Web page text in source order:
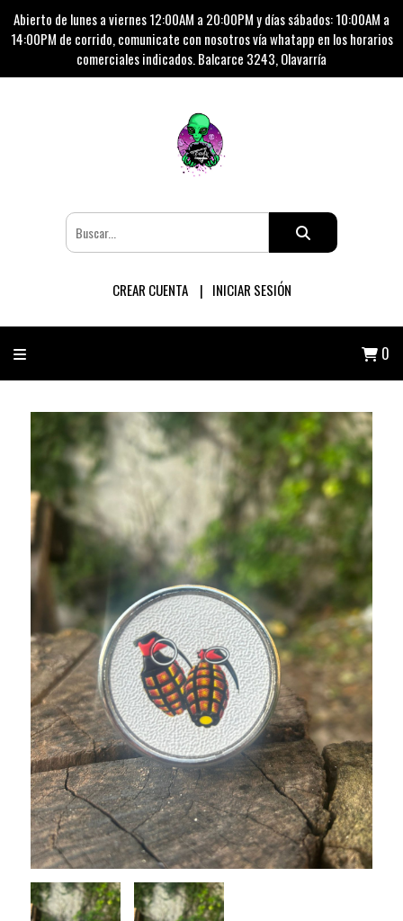
Abierto de lunes a viernes 12:00AM a 20:00PM y días sábados: 10:00AM a
14:00PM de corrido, comunicate con nosotros vía whatapp en los horarios
comerciales indicados. Balcarce 3243, Olavarría
CREAR CUENTA INICIAR SESIÓN
0